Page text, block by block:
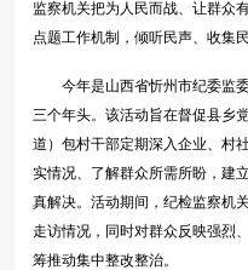
监察机关把为人民而战、让群众
点题工作机制，倾听民声、收集
今年是山西省忻州市纪委监委
三个年头。该活动旨在督促县乡
道）包村干部定期深入企业、村
实情况、了解群众所需所盼，建
真解决。活动期间，纪检监察机
走访情况，同时对群众反映强烈
筹推动集中整改整治。